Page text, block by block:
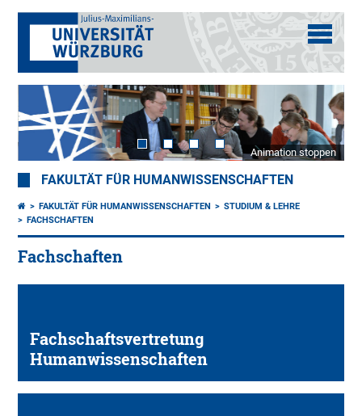
Animation stoppen
FAKULTÄT FÜR HUMANWISSENSCHAFTEN
FAKULTÄT FÜR HUMANWISSENSCHAFTEN
STUDIUM & LEHRE
FACHSCHAFTEN
Fachschaften
Fachschafts­vertretung
Humanwissenschaften